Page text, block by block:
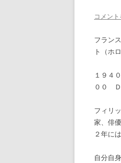
コメン
フラン
ト（ホ
１９４
００ Ｄ
フィリ
家、俳
２年に
自分自